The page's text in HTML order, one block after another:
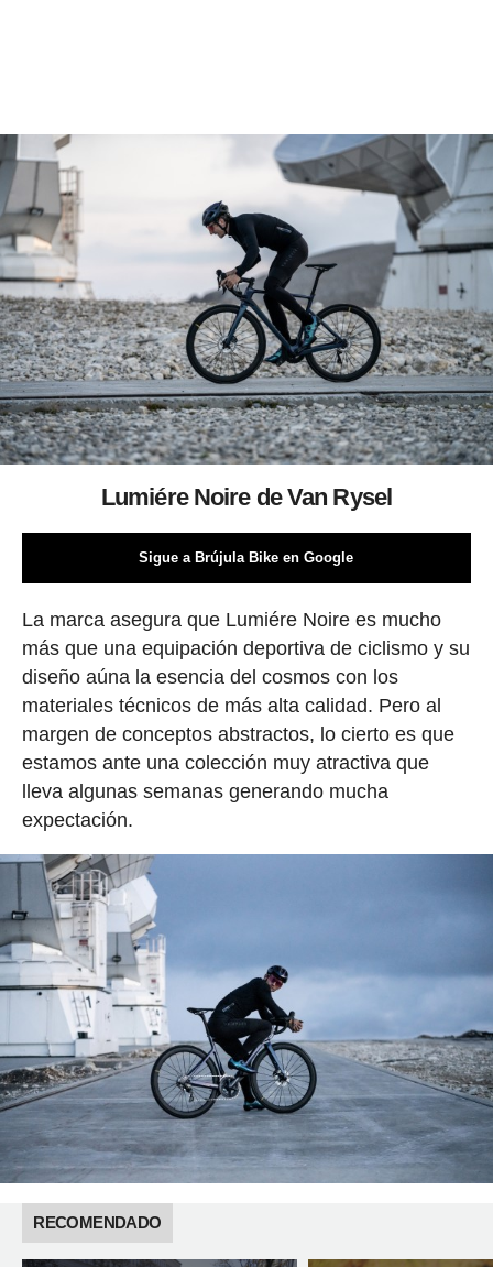
Lumiére Noire de Van Rysel
Sigue a Brújula Bike en Google
La marca asegura que Lumiére Noire es mucho
más que una equipación deportiva de ciclismo y su
diseño aúna la esencia del cosmos con los
materiales técnicos de más alta calidad. Pero al
margen de conceptos abstractos, lo cierto es que
estamos ante una colección muy atractiva que
lleva algunas semanas generando mucha
expectación.
RECOMENDADO